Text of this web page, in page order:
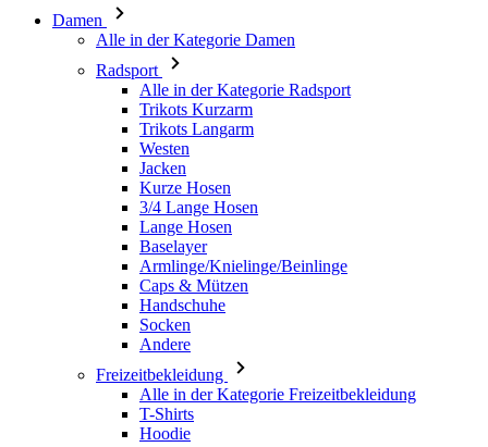
Damen
Alle in der Kategorie Damen
Radsport
Alle in der Kategorie Radsport
Trikots Kurzarm
Trikots Langarm
Westen
Jacken
Kurze Hosen
3/4 Lange Hosen
Lange Hosen
Baselayer
Armlinge/Knielinge/Beinlinge
Caps & Mützen
Handschuhe
Socken
Andere
Freizeitbekleidung
Alle in der Kategorie Freizeitbekleidung
T-Shirts
Hoodie